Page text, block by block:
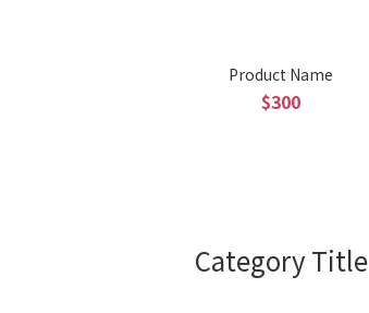
Product Name
$300
Category Title